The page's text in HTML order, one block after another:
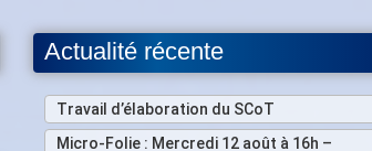
Actualité récente
Travail d’élaboration du SCoT
Micro-Folie : Mercredi 12 août à 16h –